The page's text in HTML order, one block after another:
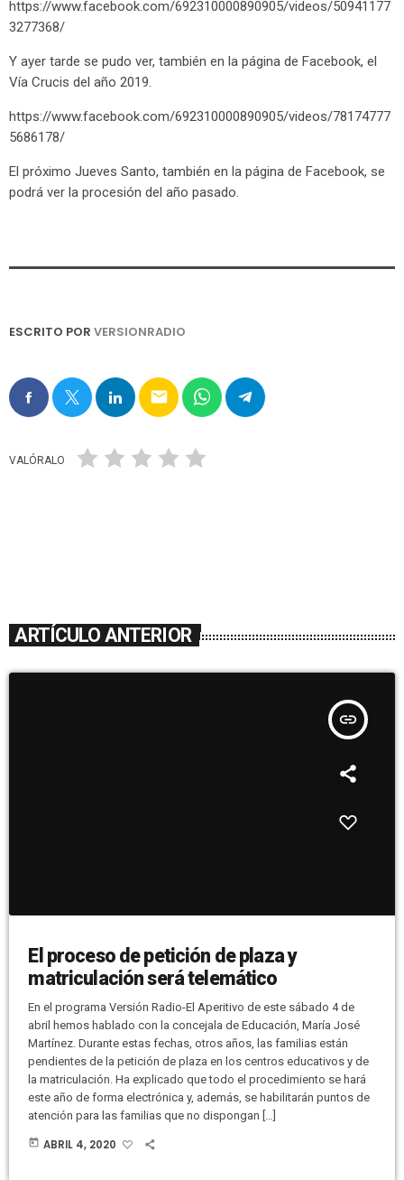
https://www.facebook.com/692310000890905/videos/50941177
3277368/
Y ayer tarde se pudo ver, también en la página de Facebook, el
Vía Crucis del año 2019.
https://www.facebook.com/692310000890905/videos/78174777
5686178/
El próximo Jueves Santo, también en la página de Facebook, se
podrá ver la procesión del año pasado.
ESCRITO POR VERSIONRADIO
email
VALÓRALO
ARTÍCULO ANTERIOR
insert_link
El proceso de petición de plaza y
matriculación será telemático
En el programa Versión Radio-El Aperitivo de este sábado 4 de
abril hemos hablado con la concejala de Educación, María José
Martínez. Durante estas fechas, otros años, las familias están
pendientes de la petición de plaza en los centros educativos y de
la matriculación. Ha explicado que todo el procedimiento se hará
este año de forma electrónica y, además, se habilitarán puntos de
atención para las familias que no dispongan […]
today ABRIL 4, 2020